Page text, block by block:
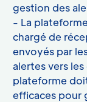
gestion des
- La
chargé de
envoyés par
alertes vers
plateforme
efficaces pour